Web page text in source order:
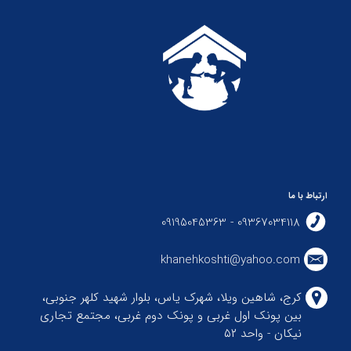
ارتباط با ما
09367034118 - 09195045363
khanehkoshti@yahoo.com
کرج، شاهین ویلا، شهرک یاس، بلوار شهید کلهر جنوبی،
بین پونک اول غربی و پونک دوم غربی، مجتمع تجاری
نیکان - واحد ۵۲